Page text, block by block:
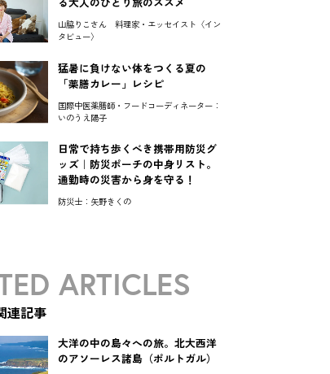
る大人のひとり旅のススメ
山脇りこさん 料理家・エッセイスト〈イン
タビュー〉
猛暑に負けない体をつくる夏の
「薬膳カレー」レシピ
国際中医薬膳師・フードコーディネーター：
いのうえ陽子
日常で持ち歩くべき携帯用防災グ
ッズ｜防災ポーチの中身リスト。
通勤時の災害から身を守る！
防災士：矢野きくの
ARTICLES
連記事
大洋の中の島々への旅。北大西洋
のアソーレス諸島（ポルトガル）